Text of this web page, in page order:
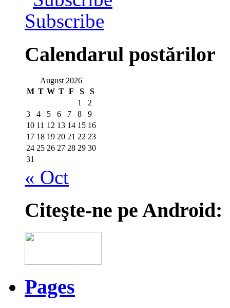
Subscribe
Calendarul postărilor
August 2026
M T W T F S
S
1
2
3
4 5 6 7 8
9
10 11 12 13 14 15 16
17 18 19 20 21 22 23
24 25 26 27 28 29 30
31
« Oct
Citeşte-ne pe Android:
Pages